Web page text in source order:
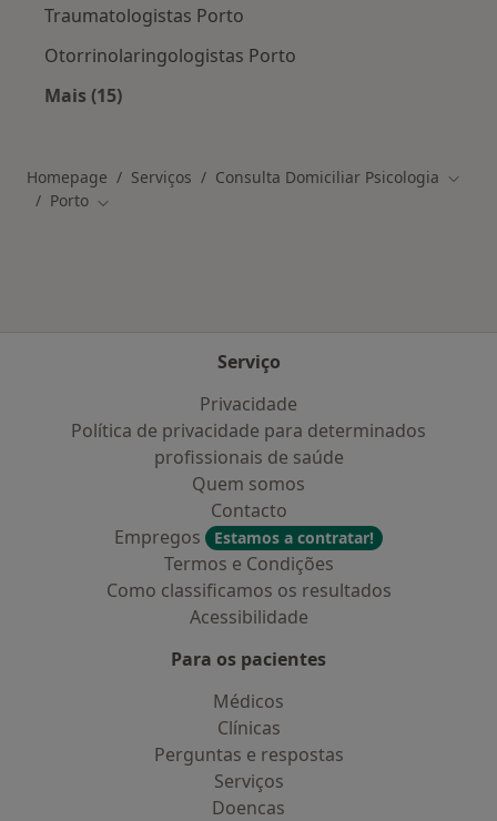
Traumatologistas Porto
Otorrinolaringologistas Porto
Mais (15)
Homepage Serviços Consulta Domiciliar Psicologia
Porto Mudar de cidade
Serviço
Privacidade
Política de privacidade para determinados
profissionais de saúde
Quem somos
Contacto
Empregos
Estamos a contratar!
Termos e Condições
Como classificamos os resultados
Acessibilidade
Para os pacientes
Médicos
Clínicas
Perguntas e respostas
Serviços
Doencas